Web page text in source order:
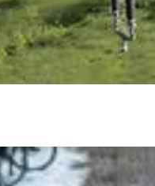
Dazu bedarf es